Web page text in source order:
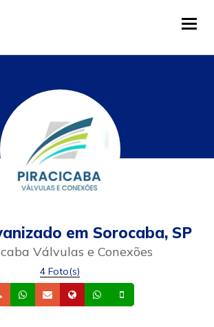
em Sorocaba, SP
Válvulas e Conexões
4 Foto(s)
TelefoneWhatsapp
Email Site Whatsapp